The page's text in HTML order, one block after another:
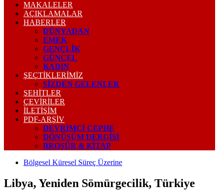
MAKALELER
AÇIKLAMALAR
HABERLER
DÜNYADAN
EMEK
GENÇLİK
GÜNCEL
KADIN
ŞEÇTİKLERİMİZ
SİZDEN GELENLER
ŞEHİTLER
ÇEVİRİLER
İLETİŞİM
PDF-ARŞIV
DEVRIMCI CEPHE
DÖNÜŞÜM DERGISI
BROŞÜR & KİTAP
Bölgesel Küresel Süreç Üzerine
Libya, Yeniden Sömürgecilik, Türkiye